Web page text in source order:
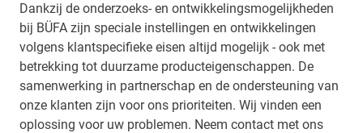
Dankzij de onderzoeks- en ontwikkelingsmogelijkheden
bij BÜFA zijn speciale instellingen en ontwikkelingen
volgens klantspecifieke eisen altijd mogelijk - ook met
betrekking tot duurzame producteigenschappen. De
samenwerking in partnerschap en de ondersteuning van
onze klanten zijn voor ons prioriteiten. Wij vinden een
oplossing voor uw problemen. Neem contact met ons